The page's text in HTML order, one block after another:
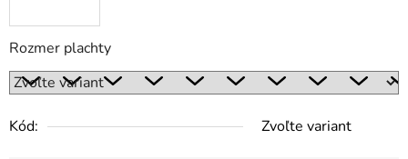
Rozmer plachty
Kód: Zvoľte variant